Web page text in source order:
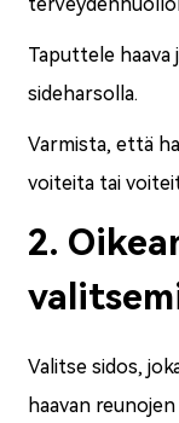
Taputtele haava
sideharsolla.
Varmista, että
voiteita tai
2.
Valitse sidos,
haavan